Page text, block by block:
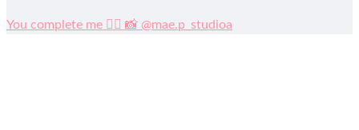
You complete me ❤️‍🔥 📸 @mae.p_studioa